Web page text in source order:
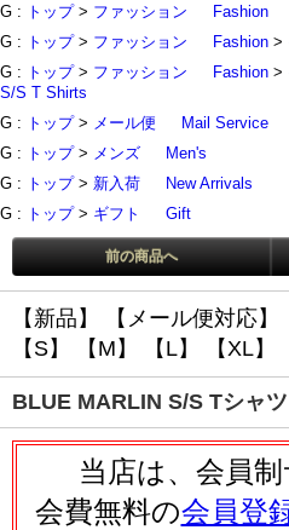
G : トップ> ファッション
Fashion
G : トップ> ファッション Fashion >
G : トップ> ファッション Fashion >
S/S T Shirts
G : トップ> メール便
Mail Service
G : トップ> メンズ
Men's
G : トップ> 新入荷
New Arrivals
G : トップ> ギフト Gift
前の商品へ
【新品】 【メール便対応】
【S】
【M】 【L】 【XL】
BLUE MARLIN S/S Tシャ
当店は、会員制
会費無料の会員登